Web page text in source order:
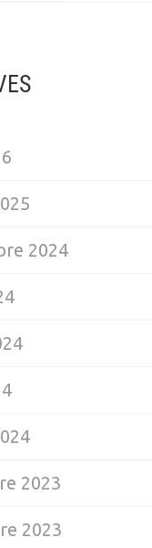
2024
2023
2023